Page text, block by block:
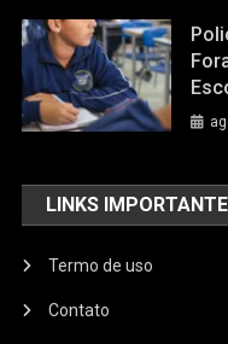
LINKS
Termo de uso
Contato